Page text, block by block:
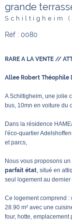
grande
Schiltigheim
Réf : 0080
RARE A LA VENTE //
Allee Robert Théophile
A Schiltigheim, une jolie
bus, 10mn en voiture du
Dans la résidence
l'éco-quartier
et parcs,
Nous vous proposons
parfait état, situé en
seul logement au dernier
Ce logement comprend
28.90 m² avec une
four, hotte,